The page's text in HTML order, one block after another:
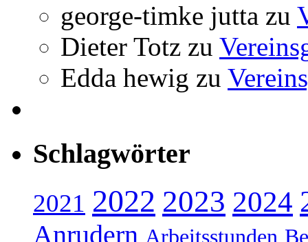
george-timke jutta zu
Dieter Totz zu
Edda hewig zu
Schlagwörter
2021 2022 2023 2024
Anrudern Arbeitsstunden